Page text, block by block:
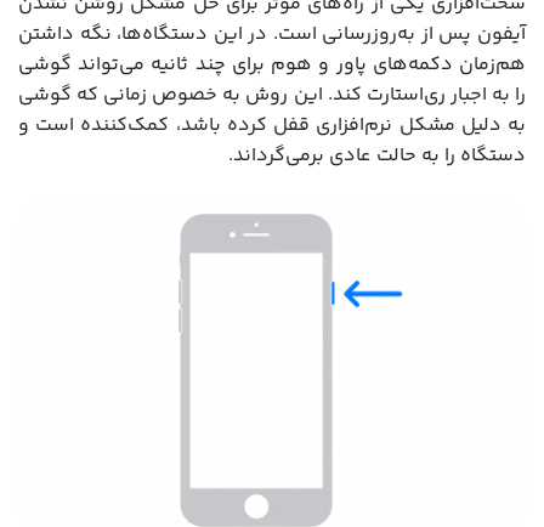
آیفون پس از به‌روزرسانی است. در این دستگاه‌ها، نگه داشتن
هم‌زمان دکمه‌های پاور و هوم برای چند ثانیه می‌تواند گوشی
را به اجبار ری‌استارت کند. این روش به خصوص زمانی که گوشی
به دلیل مشکل نرم‌افزاری قفل کرده باشد، کمک‌کننده است و
دستگاه را به حالت عادی برمی‌گرداند.